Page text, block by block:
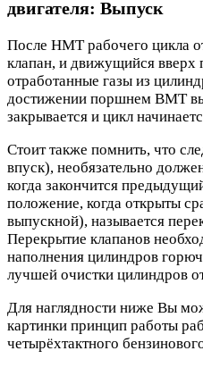
двигателя: Выпуск
После НМТ рабочего цикла
клапан, и движущийся вверх
отработанные газы из
достижении поршнем ВМТ
закрывается и цикл
Стоит также помнить, что
впуск), необязательно
когда закончится
положение, когда открыты
выпускной), называется
Перекрытие клапанов
наполнения цилиндров
лучшей очистки цилиндров
Для наглядности ниже Вы
картинки принцип работы
четырёхтактного